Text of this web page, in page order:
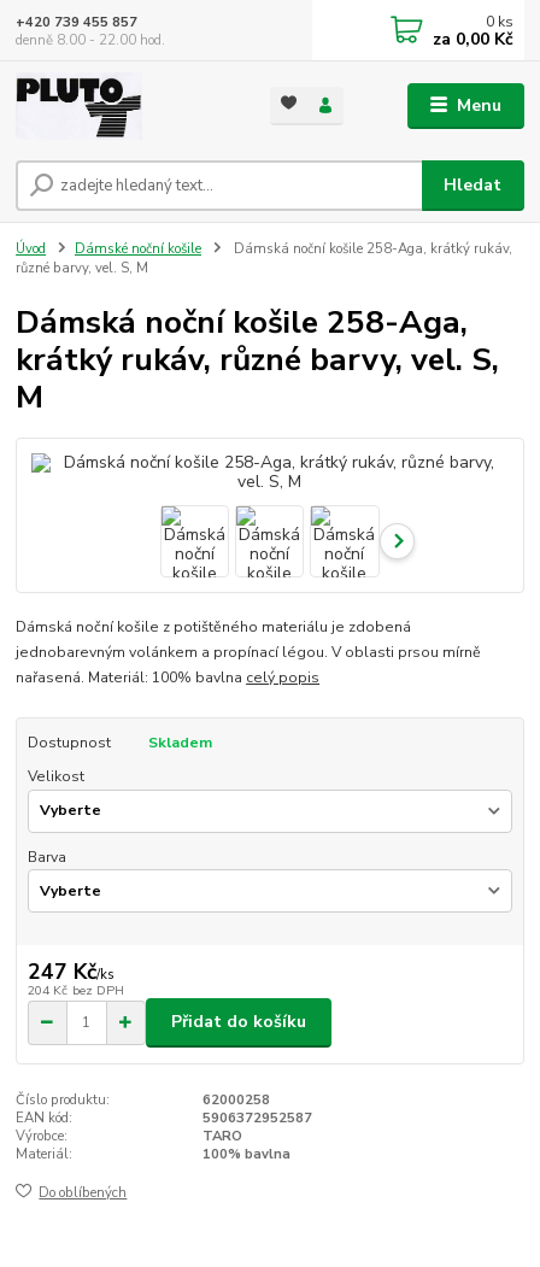
Menu
Hledat
+420 739 455 857
denně 8.00 - 22.00 hod.
0 ks
za 0,00 Kč
Úvod Dámské noční košile
Dámská noční košile 258-Aga, krátký rukáv,
různé barvy, vel. S, M
Dámská noční košile 258-Aga,
krátký rukáv, různé barvy, vel. S,
M
Dámská noční košile z potištěného materiálu je zdobená
jednobarevným volánkem a propínací légou. V oblasti prsou mírně
nařasená. Materiál: 100% bavlna celý popis
Dostupnost
Skladem
Velikost
Barva
247 Kč/ks
204 Kč bez DPH
Přidat do košíku
Číslo produktu:
62000258
EAN kód:
5906372952587
Výrobce:
TARO
Materiál:
100% bavlna
Do oblíbených